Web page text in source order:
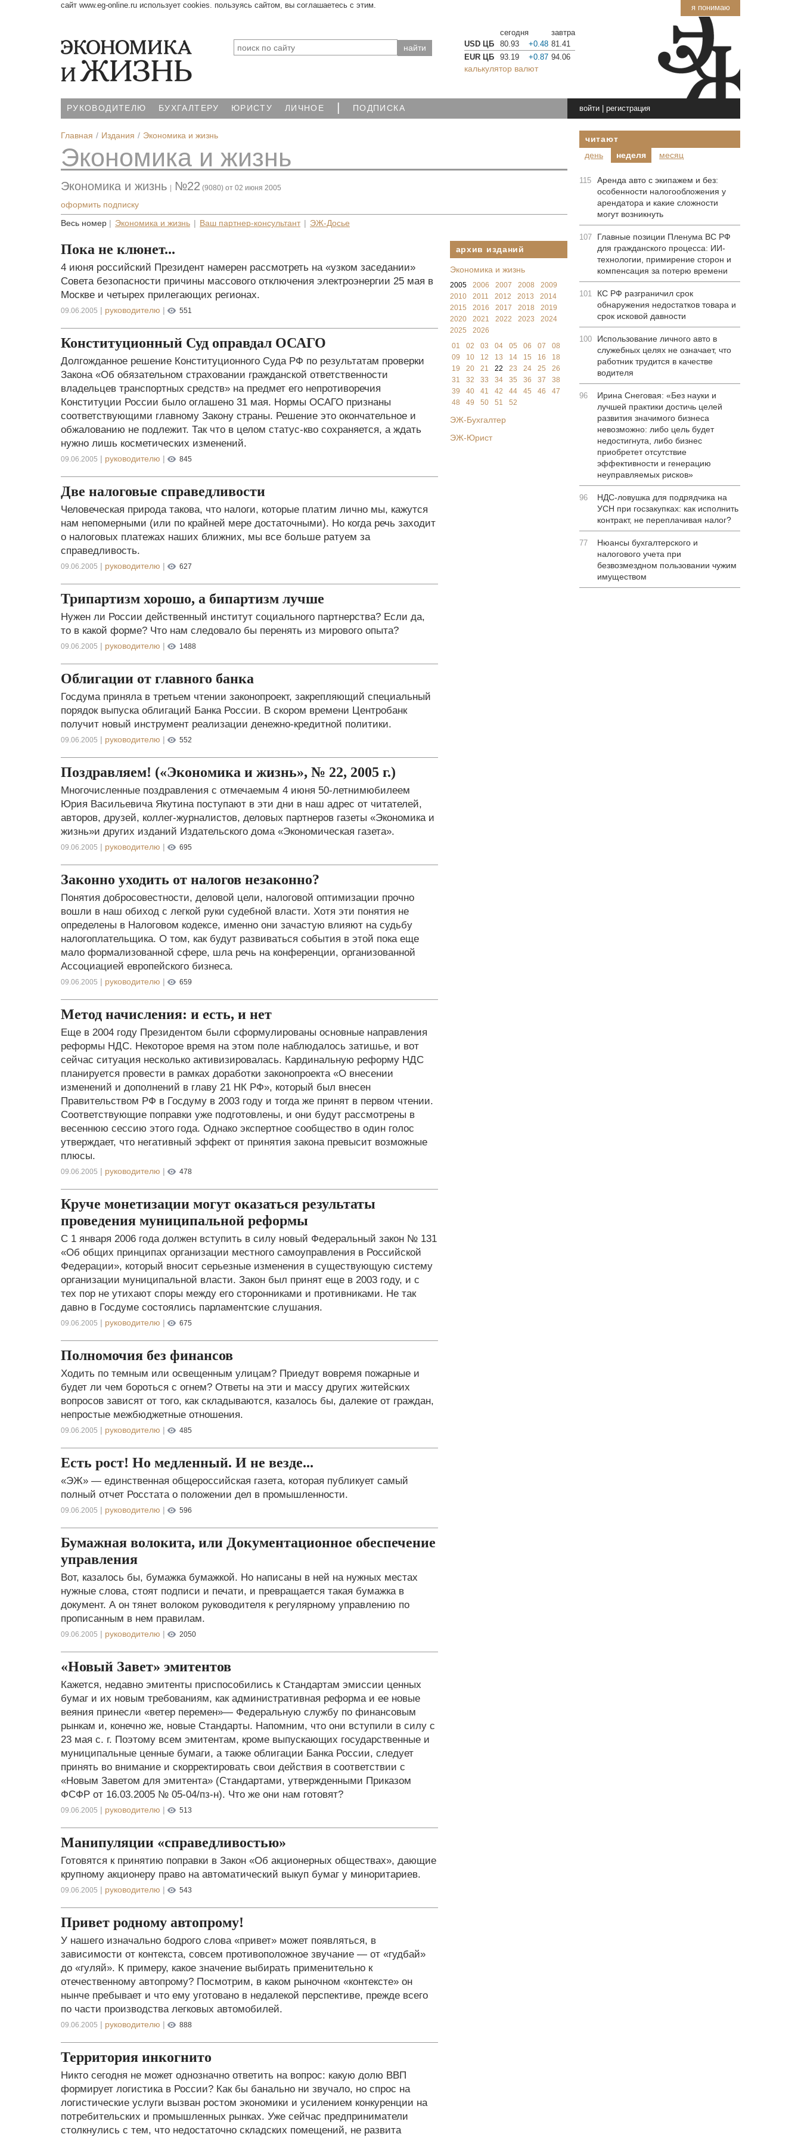
я понимаю
сайт www.eg-online.ru использует cookies. пользуясь сайтом, вы соглашаетесь с этим.
сегодня
завтра
USD ЦБ
80.93 +0.48 81.41
EUR ЦБ
93.19 +0.87 94.06
калькулятор валют
РУКОВОДИТЕЛЮ БУХГАЛТЕРУ ЮРИСТУ ЛИЧНОЕ | ПОДПИСКА войти| регистрация
Главная Издания Экономика и жизнь
Экономика и жизнь
Экономика и жизнь №22 (9080) от 02 июня 2005
оформить подписку
Весь номер Экономика и жизнь Ваш партнер-консультант ЭЖ-Досье
Пока не клюнет...
4 июня российский Президент намерен рассмотреть на «узком заседании»
Совета безопасности причины массового отключения электроэнергии 25 мая в
Москве и четырех прилегающих регионах.
09.06.2005 | руководителю | 551
Конституционный Суд оправдал ОСАГО
Долгожданное решение Конституционного Суда РФ по результатам проверки
Закона «Об обязательном страховании гражданской ответственности
владельцев транспортных средств» на предмет его непротиворечия
Конституции России было оглашено 31 мая. Нормы ОСАГО признаны
соответствующими главному Закону страны. Решение это окончательное и
обжалованию не подлежит. Так что в целом статус-кво сохраняется, а ждать
нужно лишь косметических изменений.
09.06.2005 | руководителю | 845
Две налоговые справедливости
Человеческая природа такова, что налоги, которые платим лично мы, кажутся
нам непомерными (или по крайней мере достаточными). Но когда речь заходит
о налоговых платежах наших ближних, мы все больше ратуем за
справедливость.
09.06.2005 | руководителю | 627
Трипартизм хорошо, а бипартизм лучше
Нужен ли России действенный институт социального партнерства? Если да,
то в какой форме? Что нам следовало бы перенять из мирового опыта?
09.06.2005 | руководителю | 1488
Облигации от главного банка
Госдума приняла в третьем чтении законопроект, закрепляющий специальный
порядок выпуска облигаций Банка России. В скором времени Центробанк
получит новый инструмент реализации денежно-кредитной политики.
09.06.2005 | руководителю | 552
Поздравляем! («Экономика и жизнь», № 22, 2005 г.)
Многочисленные поздравления с отмечаемым 4 июня 50-летнимюбилеем
Юрия Васильевича Якутина поступают в эти дни в наш адрес от читателей,
авторов, друзей, коллег-журналистов, деловых партнеров газеты «Экономика и
жизнь»и других изданий Издательского дома «Экономическая газета».
09.06.2005 | руководителю | 695
Законно уходить от налогов незаконно?
Понятия добросовестности, деловой цели, налоговой оптимизации прочно
вошли в наш обиход с легкой руки судебной власти. Хотя эти понятия не
определены в Налоговом кодексе, именно они зачастую влияют на судьбу
налогоплательщика. О том, как будут развиваться события в этой пока еще
мало формализованной сфере, шла речь на конференции, организованной
Ассоциацией европейского бизнеса.
09.06.2005 | руководителю | 659
Метод начисления: и есть, и нет
Еще в 2004 году Президентом были сформулированы основные направления
реформы НДС. Некоторое время на этом поле наблюдалось затишье, и вот
сейчас ситуация несколько активизировалась. Кардинальную реформу НДС
планируется провести в рамках доработки законопроекта «О внесении
изменений и дополнений в главу 21 НК РФ», который был внесен
Правительством РФ в Госдуму в 2003 году и тогда же принят в первом чтении.
Соответствующие поправки уже подготовлены, и они будут рассмотрены в
весеннюю сессию этого года. Однако экспертное сообщество в один голос
утверждает, что негативный эффект от принятия закона превысит возможные
плюсы.
09.06.2005 | руководителю | 478
Круче монетизации могут оказаться результаты
проведения муниципальной реформы
С 1 января 2006 года должен вступить в силу новый Федеральный закон № 131
«Об общих принципах организации местного самоуправления в Российской
Федерации», который вносит серьезные изменения в существующую систему
организации муниципальной власти. Закон был принят еще в 2003 году, и с
тех пор не утихают споры между его сторонниками и противниками. Не так
давно в Госдуме состоялись парламентские слушания.
09.06.2005 | руководителю | 675
Полномочия без финансов
Ходить по темным или освещенным улицам? Приедут вовремя пожарные и
будет ли чем бороться с огнем? Ответы на эти и массу других житейских
вопросов зависят от того, как складываются, казалось бы, далекие от граждан,
непростые межбюджетные отношения.
09.06.2005 | руководителю | 485
Есть рост! Но медленный. И не везде...
«ЭЖ» — единственная общероссийская газета, которая публикует самый
полный отчет Росстата о положении дел в промышленности.
09.06.2005 | руководителю | 596
Бумажная волокита, или Документационное обеспечение
управления
Вот, казалось бы, бумажка бумажкой. Но написаны в ней на нужных местах
нужные слова, стоят подписи и печати, и превращается такая бумажка в
документ. А он тянет волоком руководителя к регулярному управлению по
прописанным в нем правилам.
09.06.2005 | руководителю | 2050
«Новый Завет» эмитентов
Кажется, недавно эмитенты приспособились к Стандартам эмиссии ценных
бумаг и их новым требованиям, как административная реформа и ее новые
веяния принесли «ветер перемен»— Федеральную службу по финансовым
рынкам и, конечно же, новые Стандарты. Напомним, что они вступили в силу с
23 мая с. г. Поэтому всем эмитентам, кроме выпускающих государственные и
муниципальные ценные бумаги, а также облигации Банка России, следует
принять во внимание и скорректировать свои действия в соответствии с
«Новым Заветом для эмитента» (Стандартами, утвержденными Приказом
ФСФР от 16.03.2005 № 05-04/пз-н). Что же они нам готовят?
09.06.2005 | руководителю | 513
Манипуляции «справедливостью»
Готовятся к принятию поправки в Закон «Об акционерных обществах», дающие
крупному акционеру право на автоматический выкуп бумаг у миноритариев.
09.06.2005 | руководителю | 543
Привет родному автопрому!
У нашего изначально бодрого слова «привет» может появляться, в
зависимости от контекста, совсем противоположное звучание — от «гудбай»
до «гуляй». К примеру, какое значение выбирать применительно к
отечественному автопрому? Посмотрим, в каком рыночном «контексте» он
нынче пребывает и что ему уготовано в недалекой перспективе, прежде всего
по части производства легковых автомобилей.
09.06.2005 | руководителю | 888
Территория инкогнито
Никто сегодня не может однозначно ответить на вопрос: какую долю ВВП
формирует логистика в России? Как бы банально ни звучало, но спрос на
логистические услуги вызван ростом экономики и усилением конкуренции на
потребительских и промышленных рынках. Уже сейчас предприниматели
столкнулись с тем, что недостаточно складских помещений, не развита
архив изданий
Экономика и жизнь
2005 2006 2007 2008
2009
2010
2011 2012 2013
2014
2015
2016 2017 2018
2019
2020
2021 2022 2023
2024
2025
2026
01
02 03 04 05 06 07
08
09
10 12 13 14 15 16
18
19
20 21 22 23 24 25
26
31
32 33 34 35 36 37
38
39
40 41 42 44 45 46
47
48
49 50 51 52
ЭЖ-Бухгалтер
ЭЖ-Юрист
читают
день
неделя месяц
115
Аренда авто с экипажем и без:
особенности налогообложения у
арендатора и какие сложности
могут возникнуть
107
Главные позиции Пленума ВС РФ
для гражданского процесса: ИИ-
технологии, примирение сторон и
компенсация за потерю времени
101
КС РФ разграничил срок
обнаружения недостатков товара и
срок исковой давности
100
Использование личного авто в
служебных целях не означает, что
работник трудится в качестве
водителя
96
Ирина Снеговая: «Без науки и
лучшей практики достичь целей
развития значимого бизнеса
невозможно: либо цель будет
недостигнута, либо бизнес
приобретет отсутствие
эффективности и генерацию
неуправляемых рисков»
96
НДС-ловушка для подрядчика на
УСН при госзакупках: как исполнить
контракт, не переплачивая налог?
77
Нюансы бухгалтерского и
налогового учета при
безвозмездном пользовании чужим
имуществом